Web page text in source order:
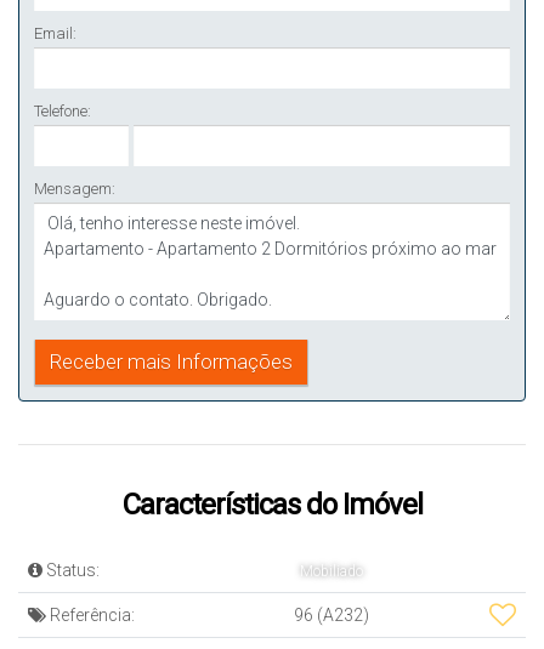
Email:
Telefone:
Mensagem:
Características do Imóvel
Status: Mobiliado
Referência: 96 (A232)